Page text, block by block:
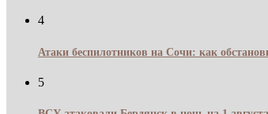
4
Атаки беспилотников на Сочи: как
5